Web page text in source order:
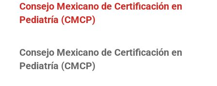
Consejo Mexicano de Certificación en
Pediatría (CMCP)
Consejo Mexicano de Certificación en
Pediatría (CMCP)